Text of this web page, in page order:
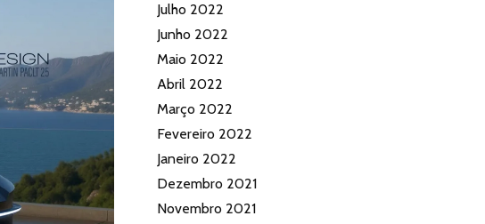
Julho 2022
Junho 2022
Maio 2022
Abril 2022
Março 2022
Fevereiro 2022
Janeiro 2022
Dezembro 2021
Novembro 2021